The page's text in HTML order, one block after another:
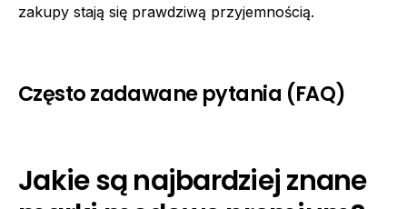
zakupy stają się prawdziwą przyjemnością.
Często zadawane pytania (FAQ)
Jakie są najbardziej znane